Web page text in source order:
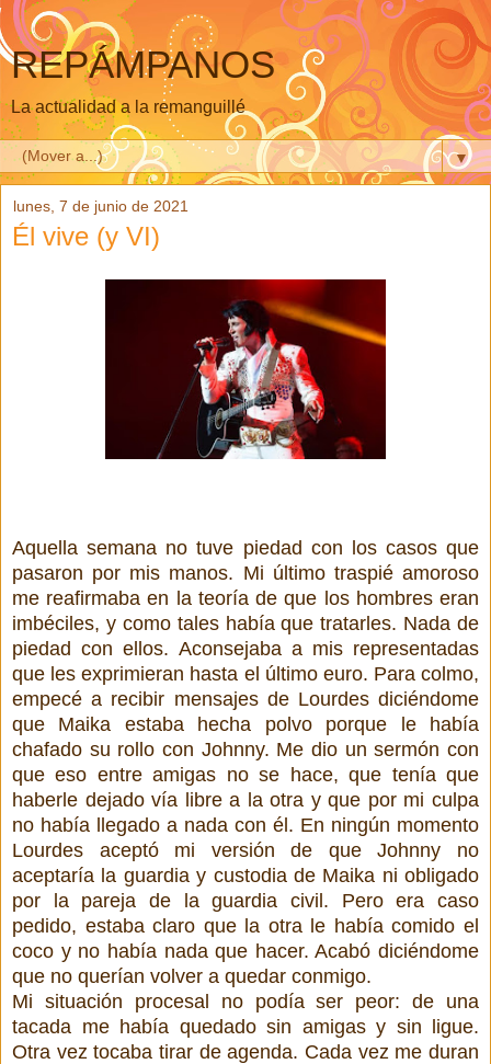
REPÁMPANOS
La actualidad a la remanguillé
▼
lunes, 7 de junio de 2021
Él vive (y VI)
Aquella semana no tuve piedad con los casos que
pasaron por mis manos. Mi último traspié amoroso
me reafirmaba en la teoría de que los hombres eran
imbéciles, y como tales había que tratarles. Nada de
piedad con ellos. Aconsejaba a mis representadas
que les exprimieran hasta el último euro. Para colmo,
empecé a recibir mensajes de Lourdes diciéndome
que Maika estaba hecha polvo porque le había
chafado su rollo con Johnny. Me dio un sermón con
que eso entre amigas no se hace, que tenía que
haberle dejado vía libre a la otra y que por mi culpa
no había llegado a nada con él. En ningún momento
Lourdes aceptó mi versión de que Johnny no
aceptaría la guardia y custodia de Maika ni obligado
por la pareja de la guardia civil. Pero era caso
pedido, estaba claro que la otra le había comido el
coco y no había nada que hacer. Acabó diciéndome
que no querían volver a quedar conmigo.
Mi situación procesal no podía ser peor: de una
tacada me había quedado sin amigas y sin ligue.
Otra vez tocaba tirar de agenda. Cada vez me duran